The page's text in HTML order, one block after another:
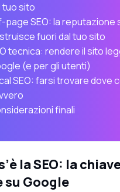
tuo sito
page SEO: la reputazione
fuori dal tuo sito
tecnica: rendere il sito
(e per gli utenti)
SEO: farsi trovare dove
finali
la SEO: la
Google